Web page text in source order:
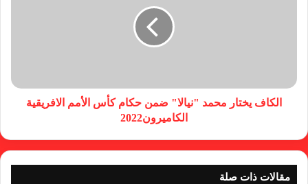
الكاف يختار محمد "نيالا" ضمن حكام كأس الأمم الافريقية
الكاميرون2022
مقالات ذات صلة